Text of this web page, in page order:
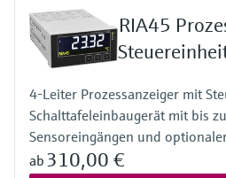
2 x Analog (Strom, Spannung)
Anzeige
LCD
7 Segment
Bargraph
TAG Einheit
Farbumschlag im Fehlerfall
Spannungsversorgung
Weitbereichsnetzteil 24 bis 230 V
RIA45
4-Leiter Prozessanzeiger mit
Schalttafeleinbaugerät mit bis
Sensoreingängen und
ab 310,00 €